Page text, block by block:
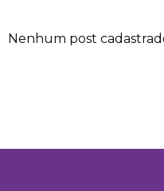
Nenhum post